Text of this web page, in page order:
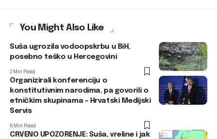
You Might Also Like
Suša ugrozila vodoopskrbu u BiH,
posebno teško u Hercegovini
2 Min Read
Organizirali konferenciju o
konstitutivnim narodima, pa govorili o
etničkim skupinama – Hrvatski Medijski
Servis
6 Min Read
CRVENO UPOZORENJE: Suša, vreline i jak